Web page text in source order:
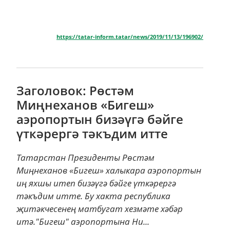
https://tatar-inform.tatar/news/2019/11/13/196902/
Заголовок: Рөстәм
Миңнеханов «Бигеш»
аэропортын бизәүгә бәйге
үткәрергә тәкъдим итте
Татарстан Президенты Рөстәм
Миңнеханов «Бигеш» халыкара аэропортын
иң яхшы итеп бизәүгә бәйге үткәрергә
тәкъдим итте. Бу хакта республика
җитәкчесенең матбугат хезмәте хәбәр
итә."Бигеш" аэропортына Ни...